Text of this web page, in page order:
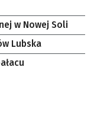
w Nowej Soli
Lubska